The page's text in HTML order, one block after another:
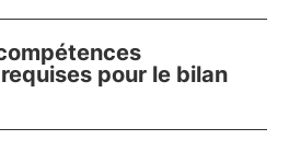
pour le bilan